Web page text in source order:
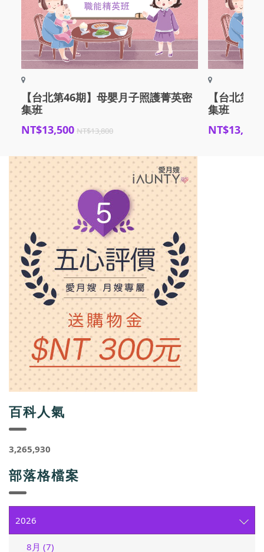
【台北第46期】母嬰月子照護菁英密
集班
NT$13,500 NT$13,800
【台北第
集班
NT$13,500
百科人氣
3,265,930
部落格檔案
2026
8月 (7)